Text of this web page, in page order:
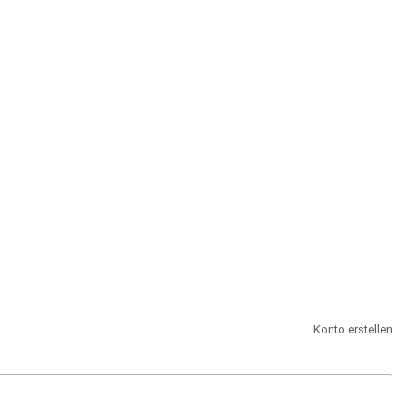
Konto erstellen